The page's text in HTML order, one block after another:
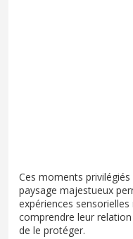
Ces moments
paysage majestueux
expériences
comprendre leur
de le protéger.